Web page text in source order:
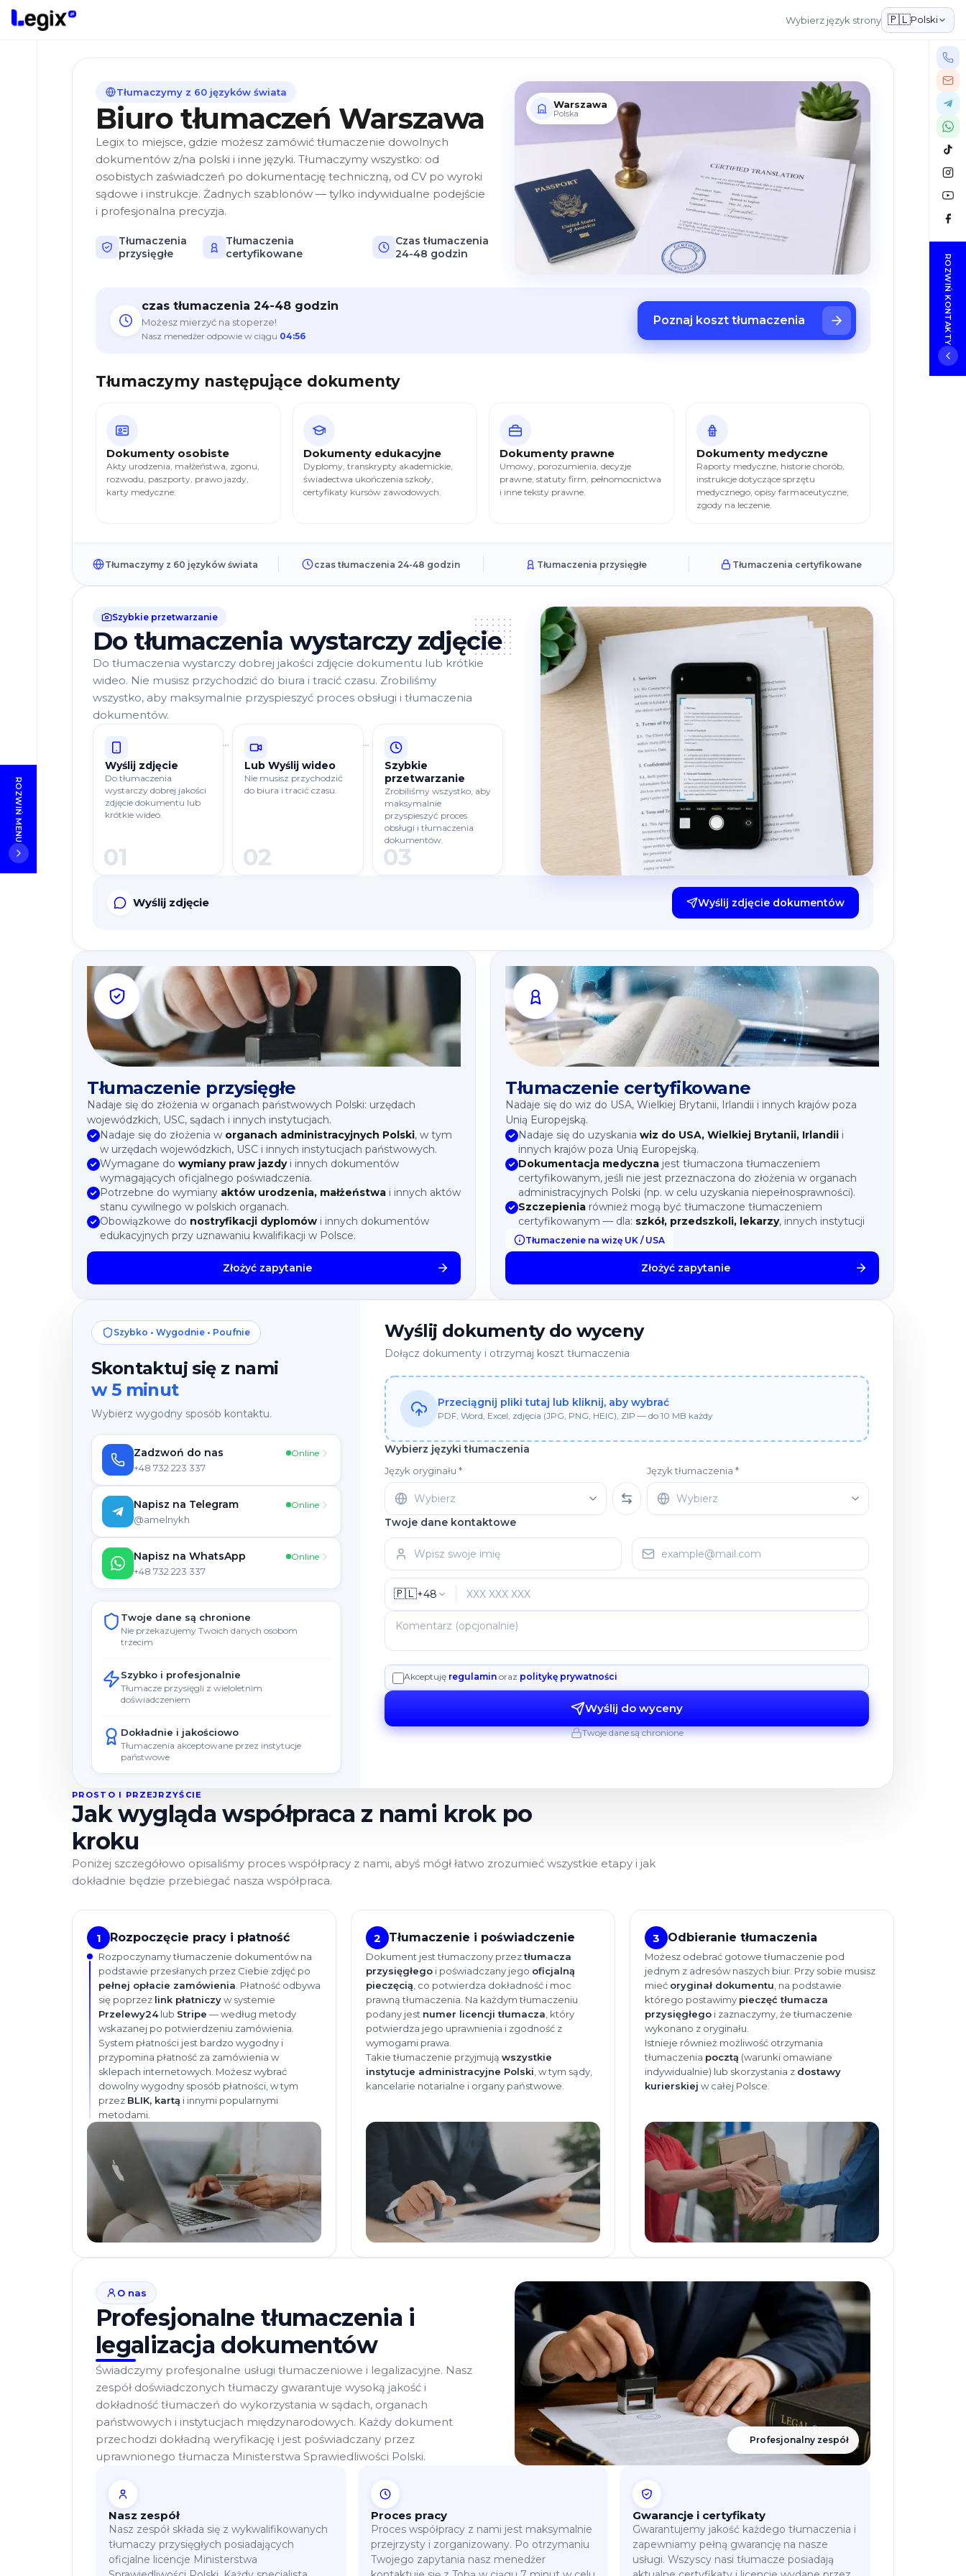
Przejdź do treści
Wybierz język strony 🇵🇱Polski
tłumaczymy?
ROZWIŃ MENU
Tłumaczymy z 60 języków świata
Biuro tłumaczeń Warszawa
Legix to miejsce, gdzie możesz zamówić tłumaczenie dowolnych
dokumentów z/na polski i inne języki. Tłumaczymy wszystko: od
osobistych zaświadczeń po dokumentację techniczną, od CV po wyroki
sądowe i instrukcje. Żadnych szablonów — tylko indywidualne podejście
i profesjonalna precyzja.
Tłumaczenia
przysięgłe
Tłumaczenia
certyfikowane
Czas tłumaczenia
24-48 godzin
Warszawa
Polska
czas tłumaczenia 24-48 godzin
Możesz mierzyć na stoperze!
Nasz menedżer odpowie w ciągu 04:55
Poznaj koszt tłumaczenia
Tłumaczymy następujące dokumenty
Dokumenty osobiste
Akty urodzenia, małżeństwa, zgonu,
rozwodu, paszporty, prawo jazdy,
karty medyczne.
Dokumenty edukacyjne
Dyplomy, transkrypty akademickie,
świadectwa ukończenia szkoły,
certyfikaty kursów zawodowych.
Dokumenty prawne
Umowy, porozumienia, decyzje
prawne, statuty firm, pełnomocnictwa
i inne teksty prawne.
Dokumenty medyczne
Raporty medyczne, historie chorób,
instrukcje dotyczące sprzętu
medycznego, opisy farmaceutyczne,
zgody na leczenie.
Tłumaczymy z 60 języków świata czas tłumaczenia 24-48 godzin Tłumaczenia przysięgłe Tłumaczenia certyfikowane
Szybkie przetwarzanie
Do tłumaczenia wystarczy zdjęcie
Do tłumaczenia wystarczy dobrej jakości zdjęcie dokumentu lub krótkie
wideo. Nie musisz przychodzić do biura i tracić czasu. Zrobiliśmy
wszystko, aby maksymalnie przyspieszyć proces obsługi i tłumaczenia
dokumentów.
Wyślij zdjęcie
Do tłumaczenia
wystarczy dobrej jakości
zdjęcie dokumentu lub
krótkie wideo.
01
Lub Wyślij wideo
Nie musisz przychodzić
do biura i tracić czasu.
02
Szybkie
przetwarzanie
Zrobiliśmy wszystko, aby
maksymalnie
przyspieszyć proces
obsługi i tłumaczenia
dokumentów.
03
Wyślij zdjęcie Wyślij zdjęcie dokumentów
Tłumaczenie przysięgłe
Nadaje się do złożenia w organach państwowych Polski: urzędach
wojewódzkich, USC, sądach i innych instytucjach.
Nadaje się do złożenia w organach administracyjnych Polski, w tym
w urzędach wojewódzkich, USC i innych instytucjach państwowych.
Wymagane do wymiany praw jazdyi innych dokumentów
wymagających oficjalnego poświadczenia.
Potrzebne do wymiany aktów urodzenia, małżeństwa i innych aktów
stanu cywilnego w polskich organach.
Obowiązkowe do nostryfikacji dyplomów i innych dokumentów
edukacyjnych przy uznawaniu kwalifikacji w Polsce.
Złożyć zapytanie
Tłumaczenie certyfikowane
Nadaje się do wiz do USA, Wielkiej Brytanii, Irlandii i innych krajów poza
Unią Europejską.
Nadaje się do uzyskania wiz do USA, Wielkiej Brytanii, Irlandii i
innych krajów poza Unią Europejską.
Dokumentacja medyczna jest tłumaczona tłumaczeniem
certyfikowanym, jeśli nie jest przeznaczona do złożenia w organach
administracyjnych Polski (np. w celu uzyskania niepełnosprawności).
Szczepienia również mogą być tłumaczone tłumaczeniem
certyfikowanym — dla: szkół, przedszkoli, lekarzy, innych instytucji
Tłumaczenie na wizę UK / USA
Złożyć zapytanie
Szybko • Wygodnie • Poufnie
Skontaktuj się z nami
w 5 minut
Wybierz wygodny sposób kontaktu.
Zadzwoń do nas Online
+48 732 223 337
Napisz na Telegram Online
@amelnykh
Napisz na WhatsApp Online
+48 732 223 337
Twoje dane są chronione
Nie przekazujemy Twoich danych osobom
trzecim
Szybko i profesjonalnie
Tłumacze przysięgli z wieloletnim
doświadczeniem
Dokładnie i jakościowo
Tłumaczenia akceptowane przez instytucje
państwowe
Wyślij dokumenty do wyceny
Dołącz dokumenty i otrzymaj koszt tłumaczenia
Przeciągnij pliki tutaj lub kliknij, aby wybrać
PDF, Word, Excel, zdjęcia (JPG, PNG, HEIC), ZIP — do 10 MB każdy
Wybierz języki tłumaczenia
Język oryginału *
Wybierz
Język tłumaczenia *
Wybierz
Twoje dane kontaktowe
🇵🇱+48
Akceptuję regulamin oraz politykę prywatności
Wyślij do wyceny
Twoje dane są chronione
PROSTO I PRZEJRZYŚCIE
Jak wygląda współpraca z nami krok po
kroku
Poniżej szczegółowo opisaliśmy proces współpracy z nami, abyś mógł łatwo zrozumieć wszystkie etapy i jak
dokładnie będzie przebiegać nasza współpraca.
1 Rozpoczęcie pracy i płatność
Rozpoczynamy tłumaczenie dokumentów na
podstawie przesłanych przez Ciebie zdjęć po
pełnej opłacie zamówienia . Płatność odbywa
się poprzez link płatniczyw systemie
Przelewy24lub Stripe — według metody
wskazanej po potwierdzeniu zamówienia.
System płatności jest bardzo wygodny i
przypomina płatność za zamówienia w
sklepach internetowych. Możesz wybrać
dowolny wygodny sposób płatności, w tym
przez BLIK, kartą i innymi popularnymi
metodami.
2 Tłumaczenie i poświadczenie
Dokument jest tłumaczony przeztłumacza
przysięgłego i poświadczany jego oficjalną
pieczęcią , co potwierdza dokładność i moc
prawną tłumaczenia. Na każdym tłumaczeniu
podany jest numer licencji tłumacza , który
potwierdza jego uprawnienia i zgodność z
wymogami prawa.
Takie tłumaczenie przyjmują wszystkie
instytucje administracyjne Polski , w tym sądy,
kancelarie notarialne i organy państwowe.
3 Odbieranie tłumaczenia
Możesz odebrać gotowe tłumaczenie pod
jednym z adresów naszych biur. Przy sobie musisz
mieć oryginał dokumentu , na podstawie
którego postawimy pieczęć tłumacza
przysięgłego i zaznaczymy, że tłumaczenie
wykonano z oryginału.
Istnieje również możliwość otrzymania
tłumaczenia pocztą (warunki omawiane
indywidualnie) lub skorzystania z dostawy
kurierskiej w całej Polsce.
O nas
Profesjonalne tłumaczenia i
legalizacja dokumentów
Świadczymy profesjonalne usługi tłumaczeniowe i legalizacyjne. Nasz
zespół doświadczonych tłumaczy gwarantuje wysoką jakość i
dokładność tłumaczeń do wykorzystania w sądach, organach
państwowych i instytucjach międzynarodowych. Każdy dokument
przechodzi dokładną weryfikację i jest poświadczany przez
uprawnionego tłumacza Ministerstwa Sprawiedliwości Polski.
Profesjonalny zespół
Nasz zespół
Nasz zespół składa się z wykwalifikowanych
tłumaczy przysięgłych posiadających
oficjalne licencje Ministerstwa
Proces pracy
Proces współpracy z nami jest maksymalnie
przejrzysty i zorganizowany. Po otrzymaniu
Twojego zapytania nasz menedżer
Gwarancje i certyfikaty
Gwarantujemy jakość każdego tłumaczenia i
zapewniamy pełną gwarancję na nasze
usługi. Wszyscy nasi tłumacze posiadają
ROZWIŃ KONTAKTY